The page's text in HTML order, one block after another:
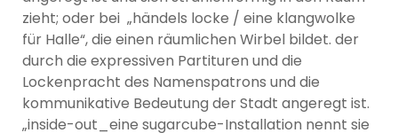
zieht; oder bei „händels locke / eine klangwolke
für Halle“, die einen räumlichen Wirbel bildet. der
durch die expressiven Partituren und die
Lockenpracht des Namenspatrons und die
kommunikative Bedeutung der Stadt angeregt ist.
„inside-out_eine sugarcube-Installation nennt sie